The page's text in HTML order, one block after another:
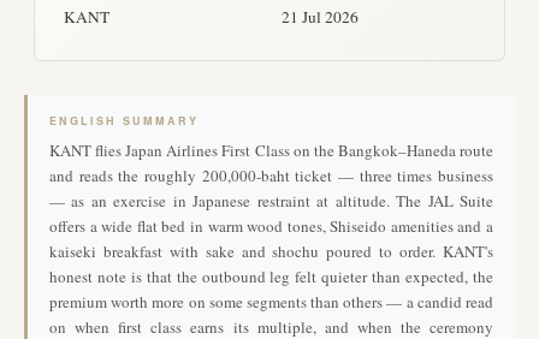
KANT 21 Jul 2026
ENGLISH SUMMARY
KANT flies Japan Airlines First Class on the Bangkok–Haneda route
and reads the roughly 200,000-baht ticket — three times business
— as an exercise in Japanese restraint at altitude. The JAL Suite
offers a wide flat bed in warm wood tones, Shiseido amenities and a
kaiseki breakfast with sake and shochu poured to order. KANT's
honest note is that the outbound leg felt quieter than expected, the
premium worth more on some segments than others — a candid read
on when first class earns its multiple, and when the ceremony